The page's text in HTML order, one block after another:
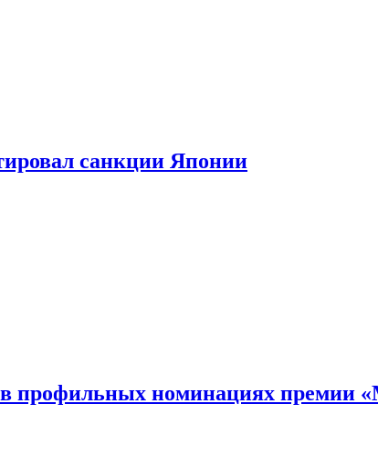
санкции Японии
профильных номинациях премии